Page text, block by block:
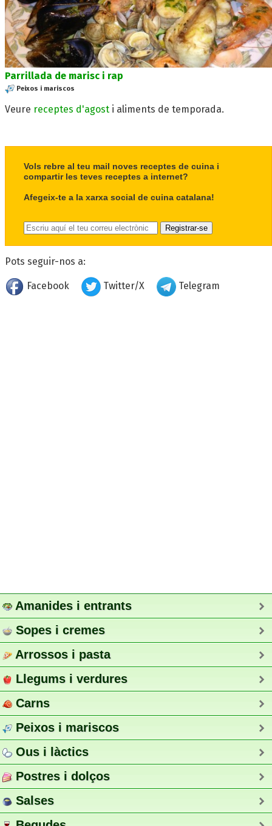
Parrillada de marisc i rap
Peixos i mariscos
Veure receptes d'agost i aliments de temporada.
Vols rebre al teu mail noves receptes de cuina i
compartir les teves receptes a internet?
Afegeix-te a la xarxa social de cuina catalana!
Pots seguir-nos a:
Facebook Twitter/X Telegram
Amanides i entrants
Sopes i cremes
Arrossos i pasta
Llegums i verdures
Carns
Peixos i mariscos
Ous i làctics
Postres i dolços
Salses